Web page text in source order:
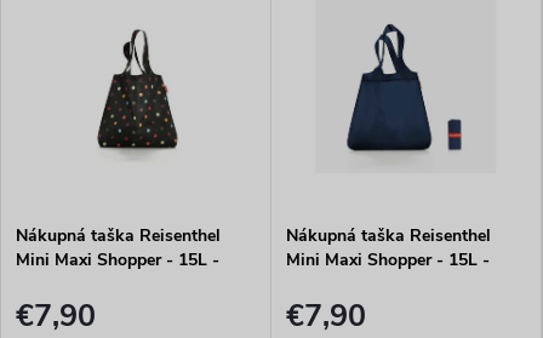
Nákupná taška Reisenthel
Mini Maxi Shopper - 15L -
€7,90
Nákupná taška Reisenthel
Mini Maxi Shopper - 15L -
€7,90